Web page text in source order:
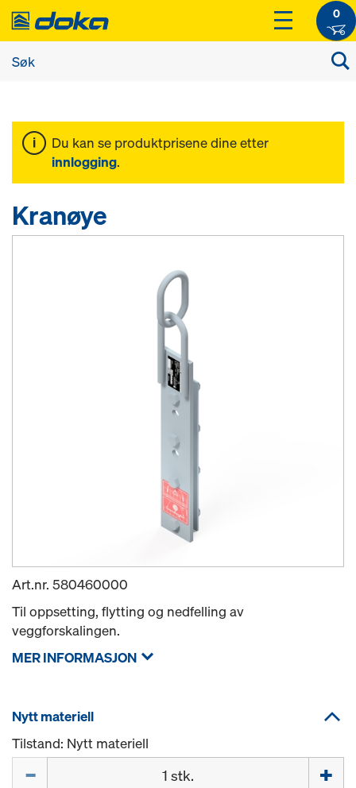
0
Du kan se produktprisene dine etter
innlogging.
Kranøye
Art.nr. 580460000
Til oppsetting, flytting og nedfelling av
veggforskalingen.
MER INFORMASJON
Nytt materiell
Tilstand: Nytt materiell